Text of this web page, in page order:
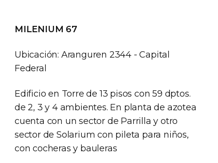
MILENIUM 67
Ubicación: Aranguren 2344 - Capital
Federal
Edificio en Torre de 13 pisos con 59 dptos.
de 2, 3 y 4 ambientes. En planta de azotea
cuenta con un sector de Parrilla y otro
sector de Solarium con pileta para niños,
con cocheras y bauleras